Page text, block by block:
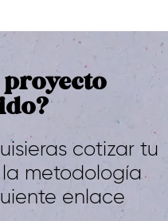
proyecto
cotizar tu
metodología
enlace